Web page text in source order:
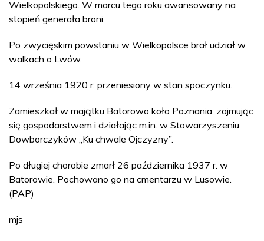
Wielkopolskiego. W marcu tego roku awansowany na
stopień generała broni.
Po zwycięskim powstaniu w Wielkopolsce brał udział w
walkach o Lwów.
14 września 1920 r. przeniesiony w stan spoczynku.
Zamieszkał w majątku Batorowo koło Poznania, zajmując
się gospodarstwem i działając m.in. w Stowarzyszeniu
Dowborczyków „Ku chwale Ojczyzny”.
Po długiej chorobie zmarł 26 października 1937 r. w
Batorowie. Pochowano go na cmentarzu w Lusowie.
(PAP)
mjs